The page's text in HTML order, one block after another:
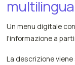
multilingua
Un menu digitale
l'informazione a
La descrizione